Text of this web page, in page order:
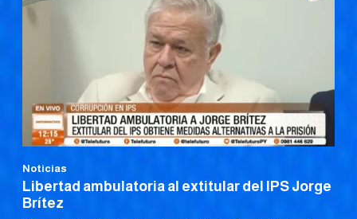
Noticias
Libertad ambulatoria al extitular del IPS Jorge
Brítez